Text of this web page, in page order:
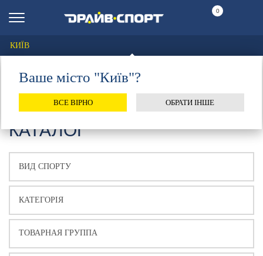
0
КИЇВ
КАТАЛОГ
ТОВАРНАЯ ГРУППА
Ваше місто "Київ"?
ВСЕ ВІРНО ОБРАТИ ІНШЕ